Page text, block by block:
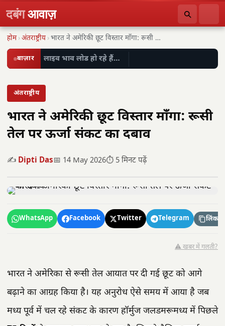
दबंगआवाज़
होम ›अंतराष्ट्रीय › भारत ने अमेरिकी छूट विस्तार माँगा: रूसी तेल…
बाज़ार लाइव भाव लोड हो रहे हैं…
अंतराष्ट्रीय
भारत ने अमेरिकी छूट विस्तार माँगा: रूसी
तेल पर ऊर्जा संकट का दबाव
✍️ Dipti Das📅 14 May 2026⏱️ 5 मिनट पढ़ें
WhatsApp Facebook Twitter Telegram लिंक
⚠️ खबर में गलती?
भारत ने अमेरिका से रूसी तेल आयात पर दी गई छूट को आगे
बढ़ाने का आग्रह किया है। यह अनुरोध ऐसे समय में आया है जब
मध्य पूर्व में चल रहे संकट के कारण हॉर्मुज जलडमरूमध्य में पिछले